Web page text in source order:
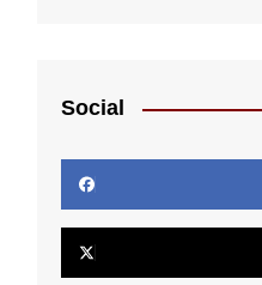
Social